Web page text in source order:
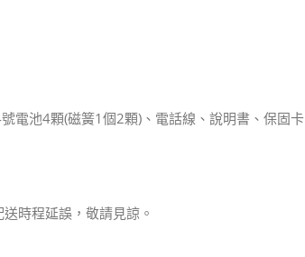
電池4顆(磁簧1個2顆)、電話線、說明書、保固卡
時程延誤，敬請見諒。